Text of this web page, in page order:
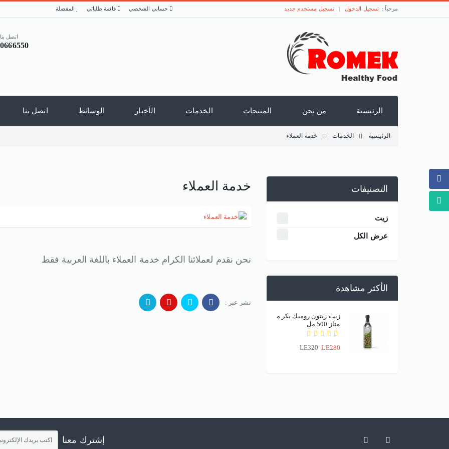
مرحباً : تسجيل الدخول | تسجيل مستخدم جديد حسابي الشخصي قائمة طلباتي المفضلة
اتصل
الرئيسية من نحن المنتجات الخدمات الأخبار الوسائط اتصل بنا
الرئيسية الخدمات خدمة العملاء
التصنيفات
زيت
عرض الكل
الأكثر مشاهدة
زيت زيتون روميك بكر م
متاز 500 مل
LE320LE280
خدمة العملاء
نحن نقدم لعملائنا الكرام خدمة العملاء باللغة العربية فقط
نشر عبر :
إشترك معنا